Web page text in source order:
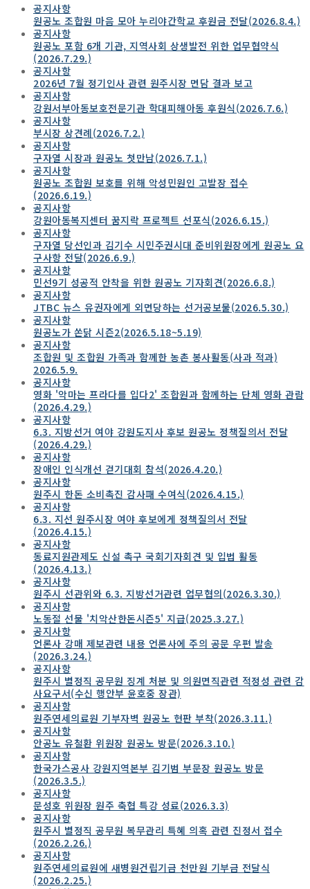
공지사항
원공노 조합원 마음 모아 누리야간학교 후원금 전달(2026.8.4.)
공지사항
원공노 포함 6개 기관, 지역사회 상생발전 위한 업무협약식
(2026.7.29.)
공지사항
2026년 7월 정기인사 관련 원주시장 면담 결과 보고
공지사항
강원서부아동보호전문기관 학대피해아동 후원식(2026.7.6.)
공지사항
부시장 상견례(2026.7.2.)
공지사항
구자열 시장과 원공노 첫만남(2026.7.1.)
공지사항
원공노 조합원 보호를 위해 악성민원인 고발장 접수
(2026.6.19.)
공지사항
강원아동복지센터 꿈지락 프로젝트 선포식(2026.6.15.)
공지사항
구자열 당선인과 김기수 시민주권시대 준비위원장에게 원공노 요
구사항 전달(2026.6.9.)
공지사항
민선9기 성공적 안착을 위한 원공노 기자회견(2026.6.8.)
공지사항
JTBC 뉴스 유권자에게 외면당하는 선거공보물(2026.5.30.)
공지사항
원공노가 쏜닭 시즌2(2026.5.18~5.19)
공지사항
조합원 및 조합원 가족과 함께한 농촌 봉사활동(사과 적과)
2026.5.9.
공지사항
영화 '악마는 프라다를 입다2' 조합원과 함께하는 단체 영화 관람
(2026.4.29.)
공지사항
6.3. 지방선거 여야 강원도지사 후보 원공노 정책질의서 전달
(2026.4.29.)
공지사항
장애인 인식개선 걷기대회 참석(2026.4.20.)
공지사항
원주시 한돈 소비촉진 감사패 수여식(2026.4.15.)
공지사항
6.3. 지선 원주시장 여야 후보에게 정책질의서 전달
(2026.4.15.)
공지사항
동료지원관제도 신설 촉구 국회기자회견 및 입법 활동
(2026.4.13.)
공지사항
원주시 선관위와 6.3. 지방선거관련 업무협의(2026.3.30.)
공지사항
노동절 선물 '치악산한돈시즌5' 지급(2025.3.27.)
공지사항
언론사 강매 제보관련 내용 언론사에 주의 공문 우편 발송
(2026.3.24.)
공지사항
원주시 별정직 공무원 징계 처분 및 의원면직관련 적정성 관련 감
사요구서(수신 행안부 윤호중 장관)
공지사항
원주연세의료원 기부자벽 원공노 현판 부착(2026.3.11.)
공지사항
안공노 유철환 위원장 원공노 방문(2026.3.10.)
공지사항
한국가스공사 강원지역본부 김기범 부문장 원공노 방문
(2026.3.5.)
공지사항
문성호 위원장 원주 축협 특강 성료(2026.3.3)
공지사항
원주시 별정직 공무원 복무관리 특혜 의혹 관련 진정서 접수
(2026.2.26.)
공지사항
원주연세의료원에 새병원건립기금 천만원 기부금 전달식
(2026.2.25.)